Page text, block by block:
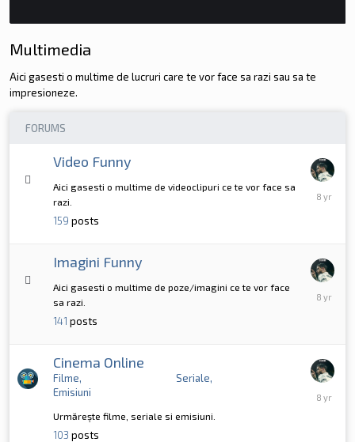
Multimedia
Aici gasesti o multime de lucruri care te vor face sa razi sau sa te
impresioneze.
FORUMS
Video Funny
Aici gasesti o multime de videoclipuri ce te vor face sa
razi.
159 posts
10,
Imagini Funny
Aici gasesti o multime de poze/imagini ce te vor face
sa razi.
141 posts
10,
Cinema Online
Filme
Seriale
Emisiuni
Urmărește filme, seriale si emisiuni.
103 posts
10,